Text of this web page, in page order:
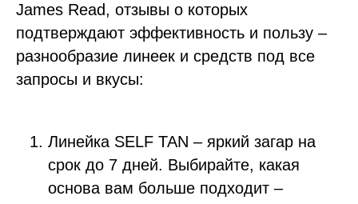
James Read, отзывы о которых
подтверждают эффективность и пользу –
разнообразие линеек и средств под все
запросы и вкусы:
Линейка SELF TAN – яркий загар на
срок до 7 дней. Выбирайте, какая
основа вам больше подходит –